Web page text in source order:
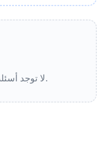
لا توجد أسئلة حتى الآن. كن أول من يسأل.